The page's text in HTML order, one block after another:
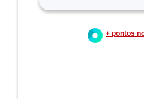
+ pontos